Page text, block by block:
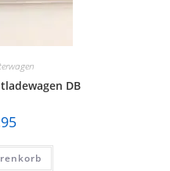
DB